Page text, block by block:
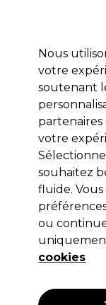
Marques Bons
Professional by
a Shot
150ml
(0)
14,94 €
Nous
votre
soutenant
votre
souhaitez
fluide.
ou
cookies